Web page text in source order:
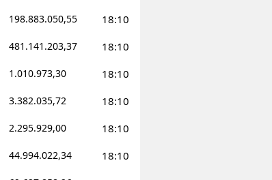
198.883.050,55 18:10
481.141.203,37 18:10
1.010.973,30 18:10
3.382.035,72 18:10
2.295.929,00 18:10
44.994.022,34 18:10